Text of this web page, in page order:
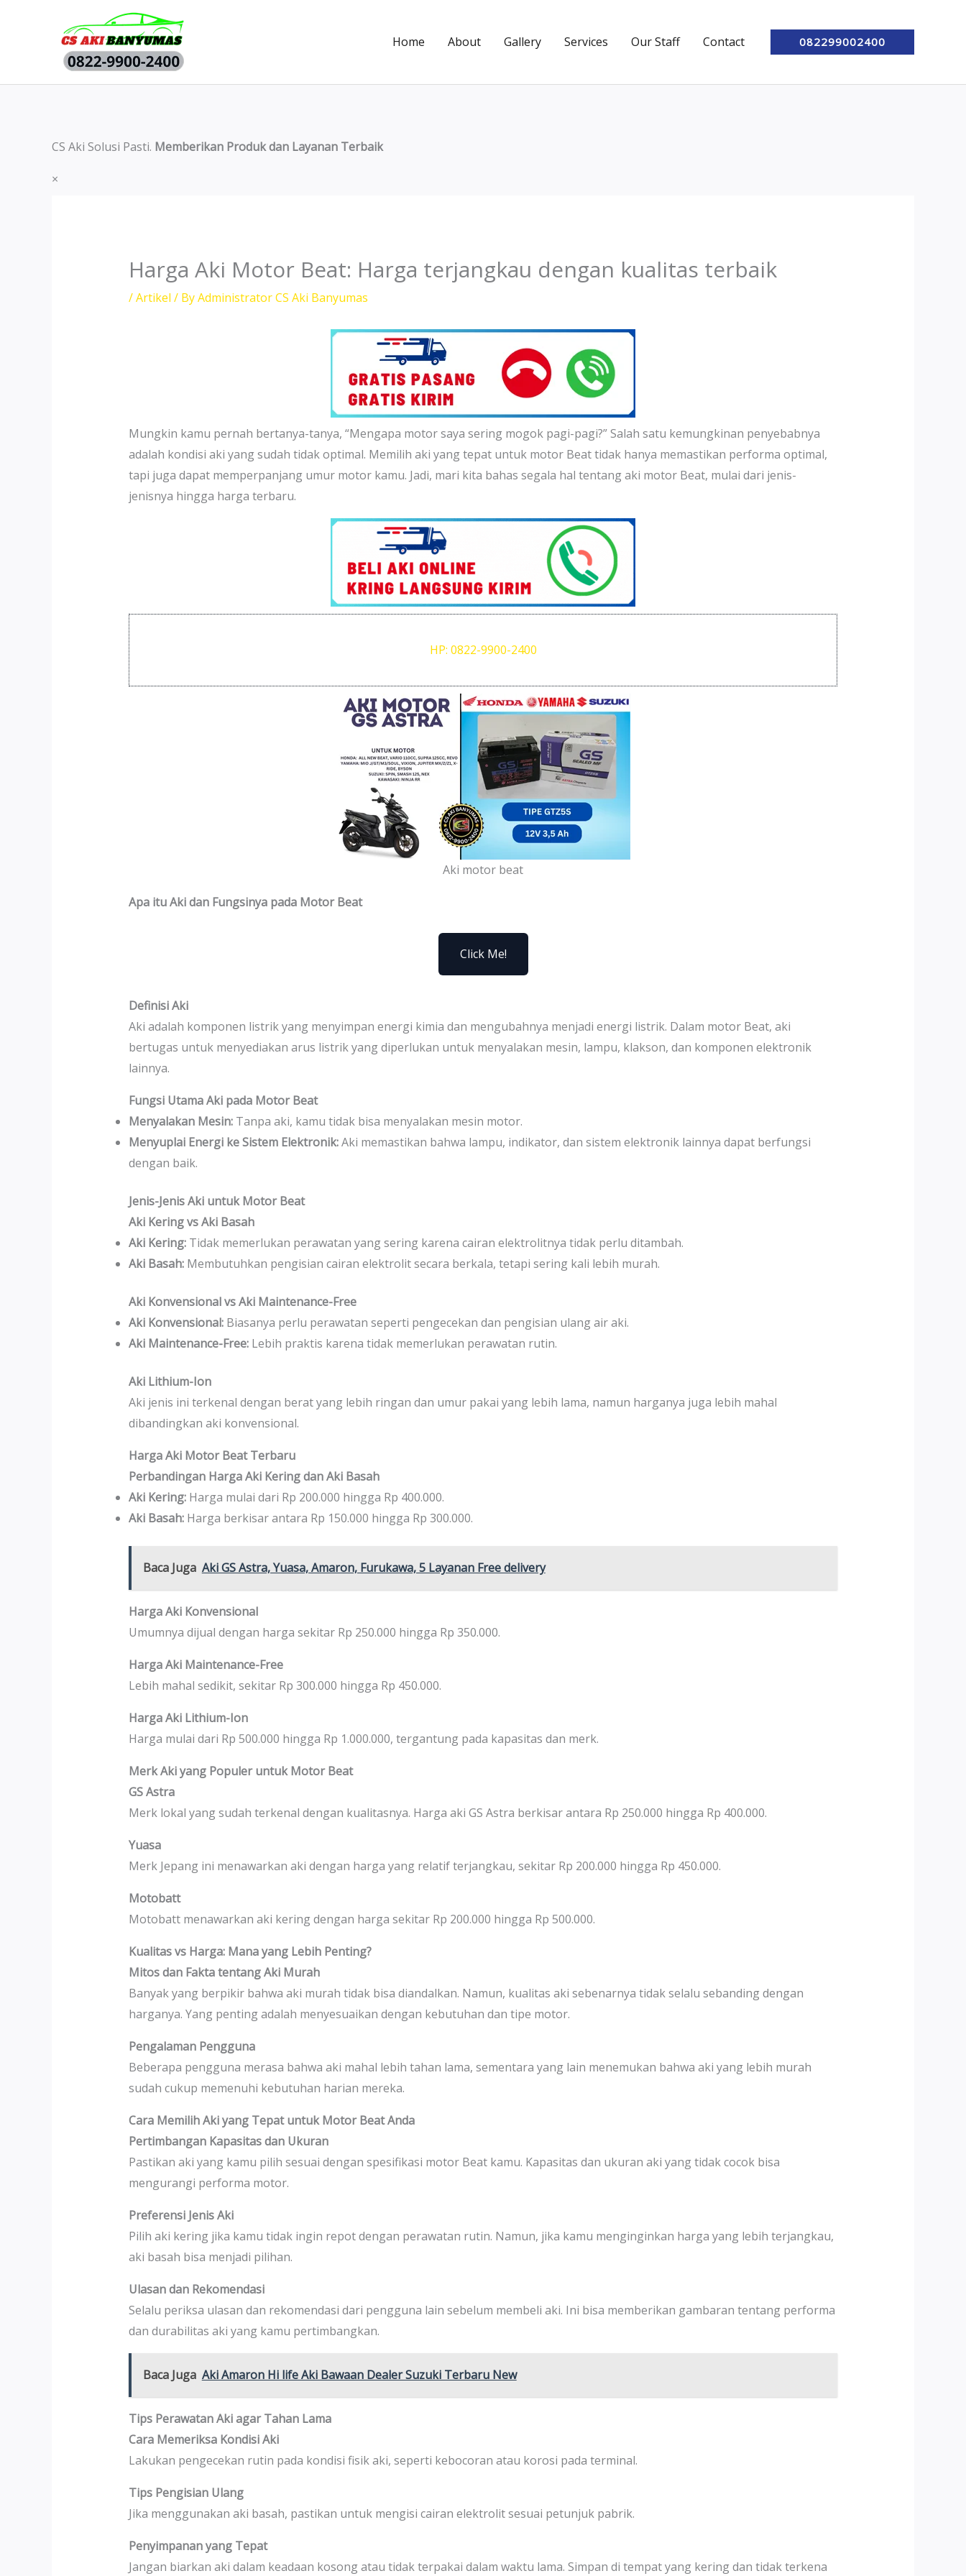
Home About Gallery Services Our Staff Contact 082299002400
CS Aki Solusi Pasti. Memberikan Produk dan Layanan Terbaik
×
Harga Aki Motor Beat: Harga terjangkau dengan kualitas terbaik
/Artikel / ByAdministrator CS Aki Banyumas
Mungkin kamu pernah bertanya-tanya, “Mengapa motor saya sering mogok pagi-pagi?” Salah satu kemungkinan penyebabnya
adalah kondisi aki yang sudah tidak optimal. Memilih aki yang tepat untuk motor Beat tidak hanya memastikan performa optimal,
tapi juga dapat memperpanjang umur motor kamu. Jadi, mari kita bahas segala hal tentang aki motor Beat, mulai dari jenis-
jenisnya hingga harga terbaru.
HP: 0822-9900-2400
Aki motor beat
Apa itu Aki dan Fungsinya pada Motor Beat
Click Me!
Definisi Aki
Aki adalah komponen listrik yang menyimpan energi kimia dan mengubahnya menjadi energi listrik. Dalam motor Beat, aki
bertugas untuk menyediakan arus listrik yang diperlukan untuk menyalakan mesin, lampu, klakson, dan komponen elektronik
lainnya.
Fungsi Utama Aki pada Motor Beat
Menyalakan Mesin:Tanpa aki, kamu tidak bisa menyalakan mesin motor.
Menyuplai Energi ke Sistem Elektronik:Aki memastikan bahwa lampu, indikator, dan sistem elektronik lainnya dapat berfungsi
dengan baik.
Jenis-Jenis Aki untuk Motor Beat
Aki Kering vs Aki Basah
Aki Kering:Tidak memerlukan perawatan yang sering karena cairan elektrolitnya tidak perlu ditambah.
Aki Basah:Membutuhkan pengisian cairan elektrolit secara berkala, tetapi sering kali lebih murah.
Aki Konvensional vs Aki Maintenance-Free
Aki Konvensional:Biasanya perlu perawatan seperti pengecekan dan pengisian ulang air aki.
Aki Maintenance-Free:Lebih praktis karena tidak memerlukan perawatan rutin.
Aki Lithium-Ion
Aki jenis ini terkenal dengan berat yang lebih ringan dan umur pakai yang lebih lama, namun harganya juga lebih mahal
dibandingkan aki konvensional.
Harga Aki Motor Beat Terbaru
Perbandingan Harga Aki Kering dan Aki Basah
Aki Kering:Harga mulai dari Rp 200.000 hingga Rp 400.000.
Aki Basah:Harga berkisar antara Rp 150.000 hingga Rp 300.000.
Baca Juga Aki GS Astra, Yuasa, Amaron, Furukawa, 5 Layanan Free delivery
Harga Aki Konvensional
Umumnya dijual dengan harga sekitar Rp 250.000 hingga Rp 350.000.
Harga Aki Maintenance-Free
Lebih mahal sedikit, sekitar Rp 300.000 hingga Rp 450.000.
Harga Aki Lithium-Ion
Harga mulai dari Rp 500.000 hingga Rp 1.000.000, tergantung pada kapasitas dan merk.
Merk Aki yang Populer untuk Motor Beat
GS Astra
Merk lokal yang sudah terkenal dengan kualitasnya. Harga aki GS Astra berkisar antara Rp 250.000 hingga Rp 400.000.
Yuasa
Merk Jepang ini menawarkan aki dengan harga yang relatif terjangkau, sekitar Rp 200.000 hingga Rp 450.000.
Motobatt
Motobatt menawarkan aki kering dengan harga sekitar Rp 200.000 hingga Rp 500.000.
Kualitas vs Harga: Mana yang Lebih Penting?
Mitos dan Fakta tentang Aki Murah
Banyak yang berpikir bahwa aki murah tidak bisa diandalkan. Namun, kualitas aki sebenarnya tidak selalu sebanding dengan
harganya. Yang penting adalah menyesuaikan dengan kebutuhan dan tipe motor.
Pengalaman Pengguna
Beberapa pengguna merasa bahwa aki mahal lebih tahan lama, sementara yang lain menemukan bahwa aki yang lebih murah
sudah cukup memenuhi kebutuhan harian mereka.
Cara Memilih Aki yang Tepat untuk Motor Beat Anda
Pertimbangan Kapasitas dan Ukuran
Pastikan aki yang kamu pilih sesuai dengan spesifikasi motor Beat kamu. Kapasitas dan ukuran aki yang tidak cocok bisa
mengurangi performa motor.
Preferensi Jenis Aki
Pilih aki kering jika kamu tidak ingin repot dengan perawatan rutin. Namun, jika kamu menginginkan harga yang lebih terjangkau,
aki basah bisa menjadi pilihan.
Ulasan dan Rekomendasi
Selalu periksa ulasan dan rekomendasi dari pengguna lain sebelum membeli aki. Ini bisa memberikan gambaran tentang performa
dan durabilitas aki yang kamu pertimbangkan.
Baca Juga Aki Amaron Hi life Aki Bawaan Dealer Suzuki Terbaru New
Tips Perawatan Aki agar Tahan Lama
Cara Memeriksa Kondisi Aki
Lakukan pengecekan rutin pada kondisi fisik aki, seperti kebocoran atau korosi pada terminal.
Tips Pengisian Ulang
Jika menggunakan aki basah, pastikan untuk mengisi cairan elektrolit sesuai petunjuk pabrik.
Penyimpanan yang Tepat
Jangan biarkan aki dalam keadaan kosong atau tidak terpakai dalam waktu lama. Simpan di tempat yang kering dan tidak terkena